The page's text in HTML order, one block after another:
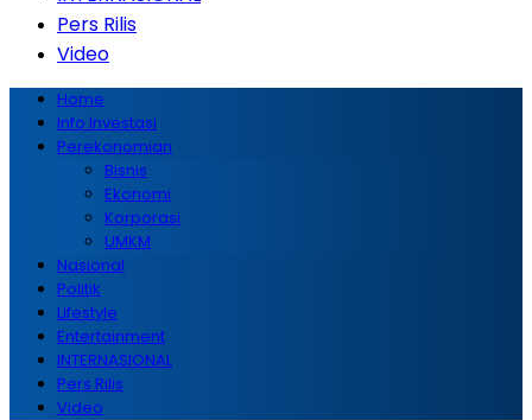
Pers Rilis
Video
Home
Info Investasi
Perekonomian
Bisnis
Ekonomi
Korporasi
UMKM
Nasional
Politik
Lifestyle
Entertainment
INTERNASIONAL
Pers Rilis
Video